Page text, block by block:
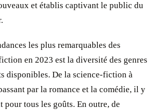
et établis captivant le public du
les plus remarquables des
en 2023 est la diversité des genres
disponibles. De la science-fiction à
par la romance et la comédie, il y
pour tous les goûts. En outre, de